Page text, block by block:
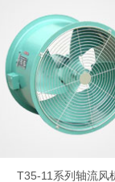
T35-11系列轴流风